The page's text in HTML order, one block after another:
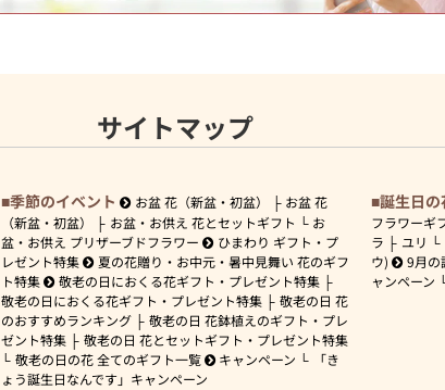
サイトマップ
季節のイベント お盆 花（新盆・初盆）
お盆 花
（新盆・初盆）
お盆・お供え 花とセットギフト
お
盆・お供え プリザーブドフラワー
ひまわり ギフト・プ
レゼント特集
夏の花贈り・お中元・暑中見舞い 花のギフ
ト特集
敬老の日におくる花ギフト・プレゼント特集
敬老の日におくる花ギフト・プレゼント特集
敬老の日 花
のおすすめランキング
敬老の日 花鉢植えのギフト・プレ
ゼント特集
敬老の日 花とセットギフト・プレゼント特集
敬老の日の花 全てのギフト一覧
キャンペーン
「き
ょう誕生日なんです」キャンペーン
誕生日の
フラワーギ
ラ
ユリ
ウ)
9月の
ャンペーン